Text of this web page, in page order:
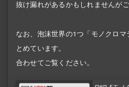
抜け漏れがあるかもしれませんがご
なお、泡沫世界の1つ「モノクロマ
とめています。
合わせてご覧ください。